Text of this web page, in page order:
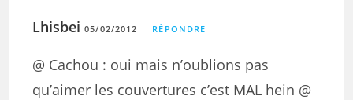
Lhisbei 05/02/2012 RÉPONDRE
@ Cachou : oui mais n’oublions pas
qu’aimer les couvertures c’est MAL hein @